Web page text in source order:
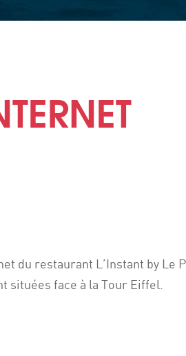
du restaurant L’Instant by Le
situées face à la Tour Eiffel.